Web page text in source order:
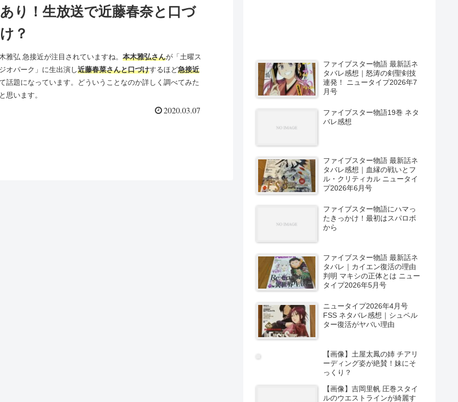
あり！生放送で近藤春奈と口づ
け？
雅弘 急接近が注目されていますね。 本木雅弘さんが「土曜ス
オパーク」に生出演し近藤春菜さんと口づけするほど急接近
話題になっています。どういうことなのか詳しく調べてみた
思います。
2020.03.07
ファイブスター物語 最新話ネ
タバレ感想｜怒涛の剣聖剣技
連発！ ニュータイプ2026年7
月号
ファイブスター物語19巻 ネタ
バレ感想
ファイブスター物語 最新話ネ
タバレ感想｜血縁の戦いとフ
ル・クリティカル ニュータイ
プ2026年6月号
ファイブスター物語にハマっ
たきっかけ！最初はスパロボ
から
ファイブスター物語 最新話ネ
タバレ｜カイエン復活の理由
判明 マキシの正体とは ニュー
タイプ2026年5月号
ニュータイプ2026年4月号
FSS ネタバレ感想｜シュペル
ター復活がヤバい理由
【画像】土屋太鳳の姉 チアリ
ーディング姿が絶賛！妹にそ
っくり？
【画像】吉岡里帆 圧巻スタイ
ルのウエストラインが綺麗す